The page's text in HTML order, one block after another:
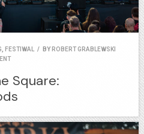
FESTIWAL / BY ROBERT GRABLEWSKI
Square: